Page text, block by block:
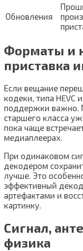
Обновления
Форматы и
приставка
Если вещание
кодеки, типа HEVC
поддержки важно.
старшего класса
пока чаще
медиаплеерах.
При одинаковом
декодером
лучше. Это
эффективный
артефактами и
картинку.
Сигнал,
физика